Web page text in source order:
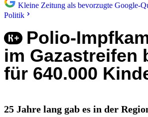
Kleine Zeitung als bevorzugte Google-
Politik
Polio-
im Gazastreifen
für 640.000
25 Jahre lang gab es in der